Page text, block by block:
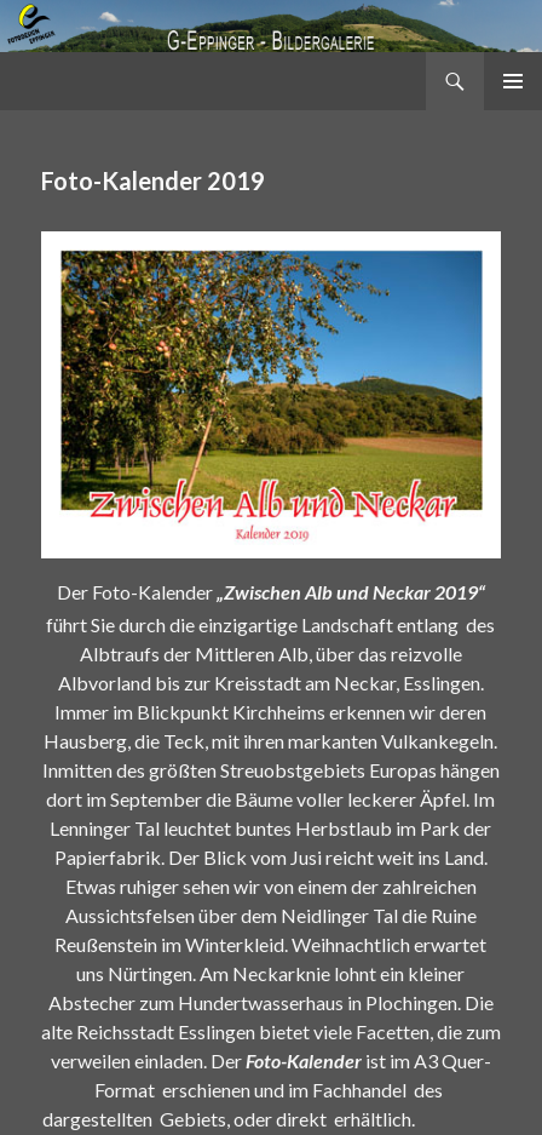
Foto-Kalender 2019
Der Foto-Kalender„Zwischen Alb und Neckar 2019“
führt Sie durch die einzigartige Landschaft entlang des
Albtraufs der Mittleren Alb, über das reizvolle
Albvorland bis zur Kreisstadt am Neckar, Esslingen.
Immer im Blickpunkt Kirchheims erkennen wir deren
Hausberg, die Teck, mit ihren markanten Vulkankegeln.
Inmitten des größten Streuobstgebiets Europas hängen
dort im September die Bäume voller leckerer Äpfel. Im
Lenninger Tal leuchtet buntes Herbstlaub im Park der
Papierfabrik. Der Blick vom Jusi reicht weit ins Land.
Etwas ruhiger sehen wir von einem der zahlreichen
Aussichtsfelsen über dem Neidlinger Tal die Ruine
Reußenstein im Winterkleid. Weihnachtlich erwartet
uns Nürtingen. Am Neckarknie lohnt ein kleiner
Abstecher zum Hundertwasserhaus in Plochingen. Die
alte Reichsstadt Esslingen bietet viele Facetten, die zum
verweilen einladen. DerFoto-Kalenderist im A3 Quer-
Format erschienen und im Fachhandel des
dargestellten Gebiets, oder direkt erhältlich.